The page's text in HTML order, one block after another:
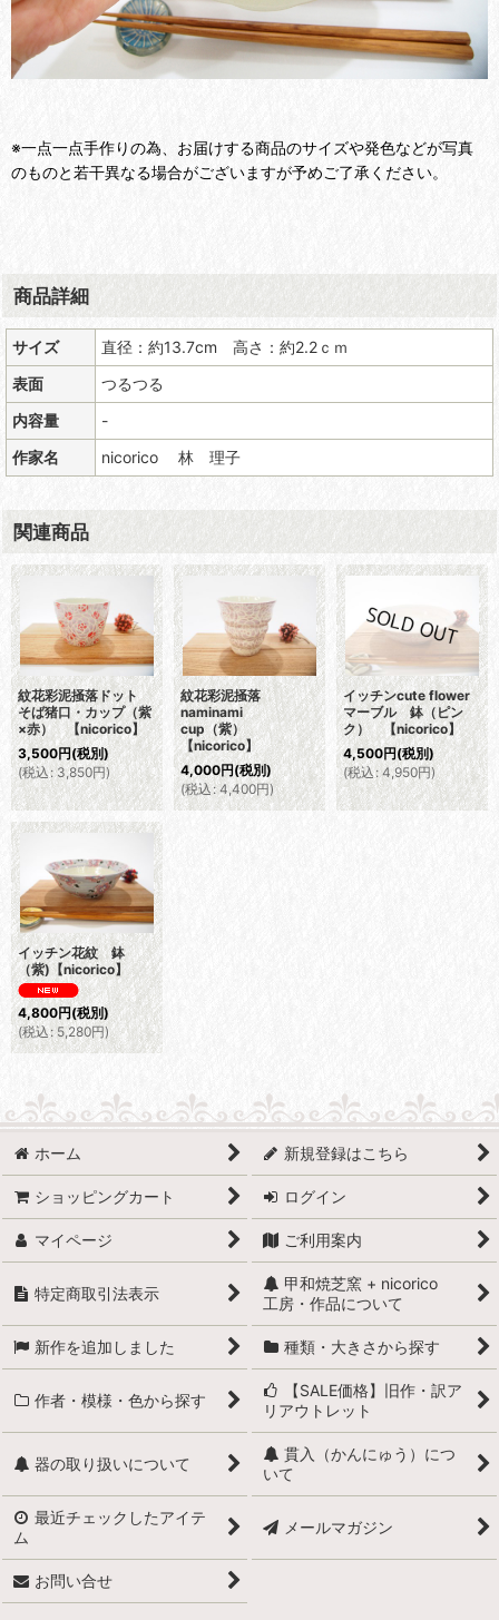
※一点一点手作りの為、お届けする商品のサイズや発色などが写真
のものと若干異なる場合がございますが予めご了承ください。
商品詳細
サイズ
直径：約13.7cm 高さ：約2.2ｃｍ
表面
つるつる
内容量
-
作家名
nicorico 林 理子
関連商品
紋花彩泥掻落ドット
そば猪口・カップ（紫
×赤） 【nicorico】
3,500円(税別)
(税込 : 3,850円)
紋花彩泥掻落
naminami
cup（紫）
【nicorico】
4,000円(税別)
(税込: 4,400円)
イッチンcute flower
マーブル 鉢（ピン
ク） 【nicorico】
4,500円(税別)
(税込: 4,950円)
イッチン花紋 鉢
（紫)【nicorico】
4,800円(税別)
(税込: 5,280円)
ホーム 新規登録はこちら
ショッピングカート ログイン
マイページ ご利用案内
特定商取引法表示
甲和焼芝窯 + nicorico
工房・作品について
新作を追加しました 種類・大きさから探す
作者・模様・色から探す
【SALE価格】旧作・訳ア
リアウトレット
器の取り扱いについて
貫入（かんにゅう）につ
いて
最近チェックしたアイテ
ム
メールマガジン
お問い合せ